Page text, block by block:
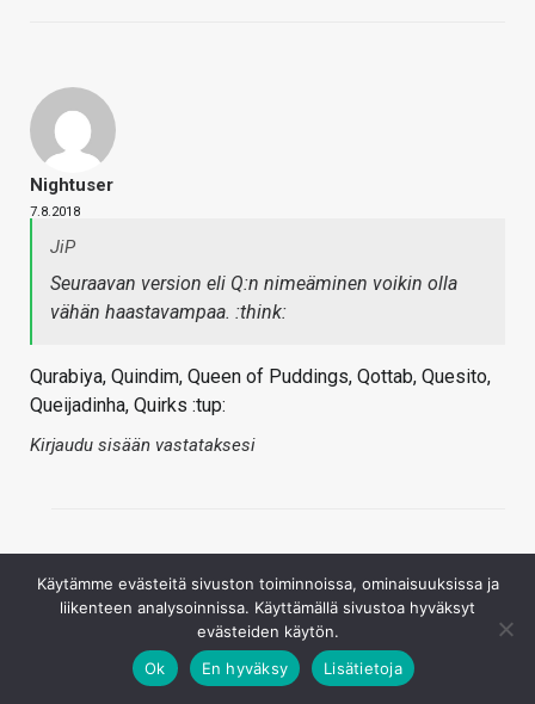
Nightuser
7.8.2018
JiP
Seuraavan version eli Q:n nimeäminen voikin olla
vähän haastavampaa. :think:
Qurabiya, Quindim, Queen of Puddings, Qottab, Quesito,
Queijadinha, Quirks :tup:
Kirjaudu sisään vastataksesi
Käytämme evästeitä sivuston toiminnoissa, ominaisuuksissa ja
liikenteen analysoinnissa. Käyttämällä sivustoa hyväksyt
evästeiden käytön.
Ok
En hyväksy Lisätietoja